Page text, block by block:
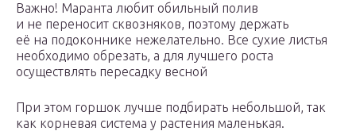
Важно! Маранта любит обильный полив
и не переносит сквозняков, поэтому держать
её на подоконнике нежелательно. Все сухие листья
необходимо обрезать, а для лучшего роста
осуществлять пересадку весной
При этом горшок лучше подбирать небольшой, так
как корневая система у растения маленькая.